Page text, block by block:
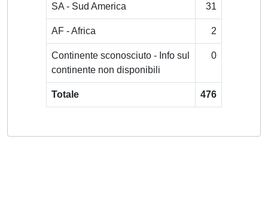
SA - Sud America 31
AF - Africa 2
Continente sconosciuto - Info sul
continente non disponibili
0
Totale 476